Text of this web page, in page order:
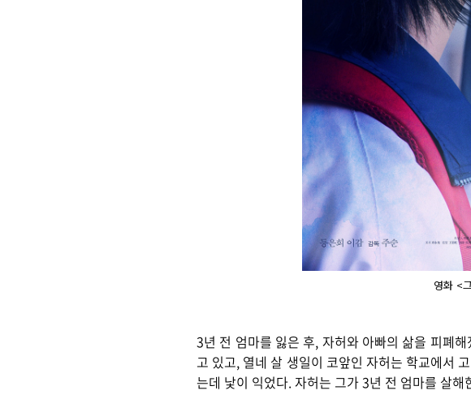
영화 <
3년 전 엄마를 잃은 후, 자허와 아빠의 삶을 피폐
고 있고, 열네 살 생일이 코앞인 자허는 학교에서
는데 낯이 익었다. 자허는 그가 3년 전 엄마를 살